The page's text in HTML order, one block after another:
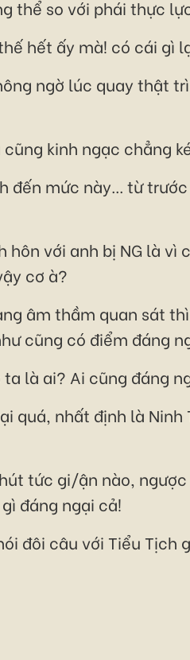
thể so với phái thực
hết ấy mà! có cái gì
ngờ lúc quay thật
kinh ngạc chẳng
đến mức này... từ
với anh bị NG là
cơ à?
âm thầm quan sát
cũng có điểm đáng
là ai? Ai cũng đáng
quá, nhất định là
tức gi/ận nào,
đáng ngại cả!
đôi câu với Tiểu